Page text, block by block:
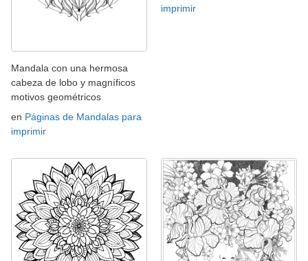
Mandala con una hermosa
cabeza de lobo y magníficos
motivos geométricos
en Páginas de Mandalas para
imprimir
imprimir